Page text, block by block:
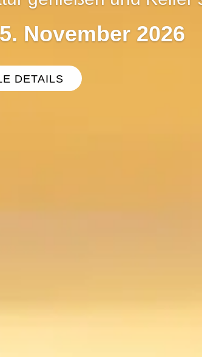
November 2026
DETAILS